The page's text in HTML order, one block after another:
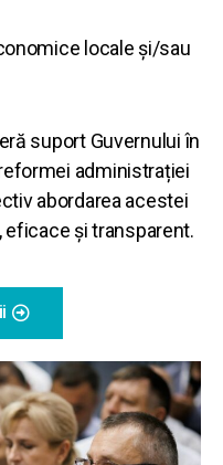
locale și/sau
suport Guvernului în
administrației
abordarea acestei
și transparent.